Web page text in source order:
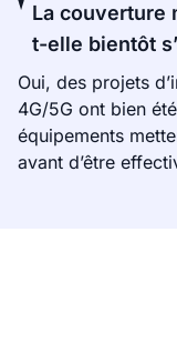
La couverture
t-elle bientôt
Oui, des projets
4G/5G ont bien
équipements
avant d’être